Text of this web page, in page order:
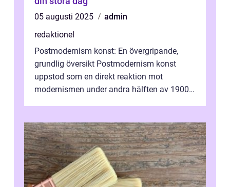
05 augusti 2025
admin
redaktionel
Postmodernism konst: En övergripande,
grundlig översikt Postmodernism konst
uppstod som en direkt reaktion mot
modernismen under andra hälften av 1900-